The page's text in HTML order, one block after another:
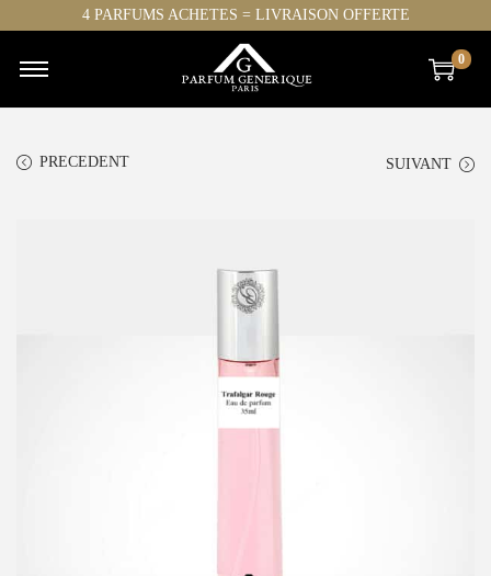
4 PARFUMS ACHETES = LIVRAISON OFFERTE
0
PRECEDENT SUIVANT